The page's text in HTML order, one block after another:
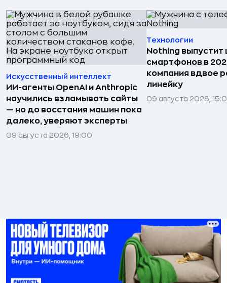
Искусственный интеллект
ИИ-агенты OpenAI и Anthropic
научились взламывать сайты
— но до восстания машин пока
далеко, уверяют эксперты
09 августа 2026, 19:00
Технологии
Nothing выпустит
смартфонов в
компания вдвое
линейку
09 августа 2026,